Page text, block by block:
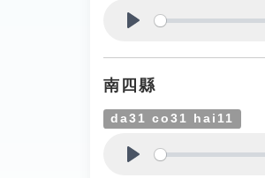
南四縣
da31 co31 hai11